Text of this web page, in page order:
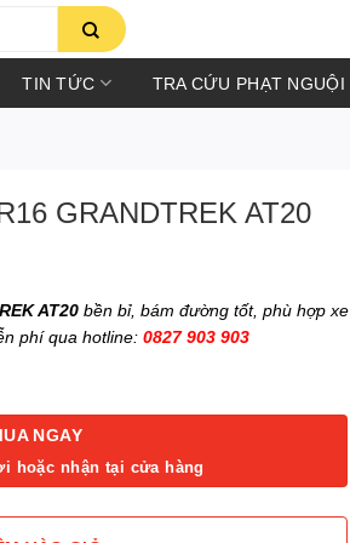
TIN TỨC TRA CỨU PHẠT NGUỘI
GRANDTREK AT20
AT20 bền bỉ, bám đường tốt, phù hợp xe
phí qua hotline: 0827 903 903
NGAY
hoặc nhận tại cửa hàng